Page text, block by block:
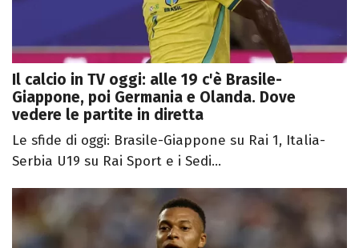
Il calcio in TV oggi: alle 19 c'è Brasile-
Giappone, poi Germania e Olanda. Dove
vedere le partite in diretta
Le sfide di oggi: Brasile-Giappone su Rai 1, Italia-
Serbia U19 su Rai Sport e i Sedi...